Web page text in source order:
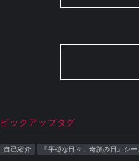
ピックアップタグ
自己紹介 『平穏な日々、奇蹟の日』シ